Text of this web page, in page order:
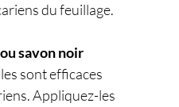
du feuillage.
savon noir
sont efficaces
Appliquez-les